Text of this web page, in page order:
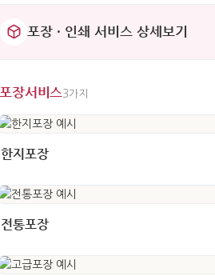
포장 · 인쇄 서비스 상세보기
포장서비스 3가지
한지포장
전통포장